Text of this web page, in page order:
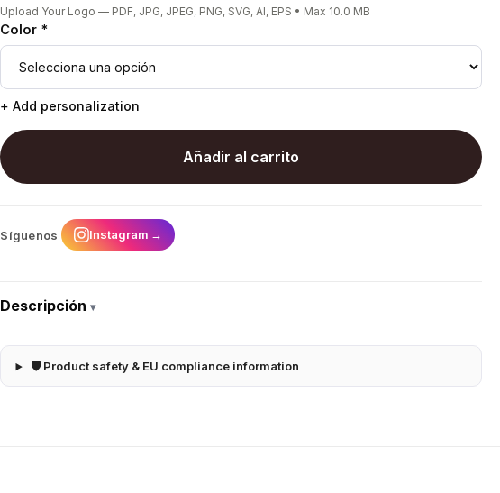
Upload Your Logo — PDF, JPG, JPEG, PNG, SVG, AI, EPS • Max 10.0 MB
Color *
+ Add personalization
Añadir al carrito
Síguenos Instagram →
Descripción▾
🛡 Product safety & EU compliance information